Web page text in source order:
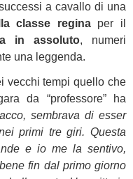
a cavallo di una
classe reginaper il
in assoluto, numeri
una leggenda.
vecchi tempi quello che
da “professore” ha
sembrava di esser
primi tre giri. Questa
e io me la sentivo,
fin dal primo giorno